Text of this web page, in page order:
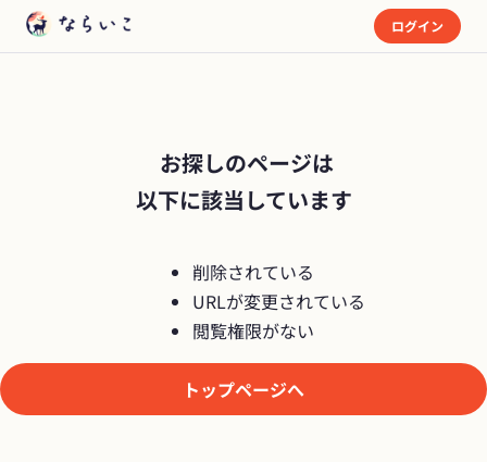
ログイン
以下に該当しています
削除されている
URLが変更されている
閲覧権限がない
トップページへ